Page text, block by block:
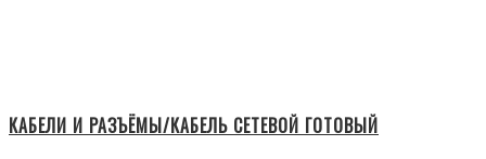
КАБЕЛИ И РАЗЪЁМЫ/КАБЕЛЬ СЕТЕВОЙ ГОТОВЫЙ